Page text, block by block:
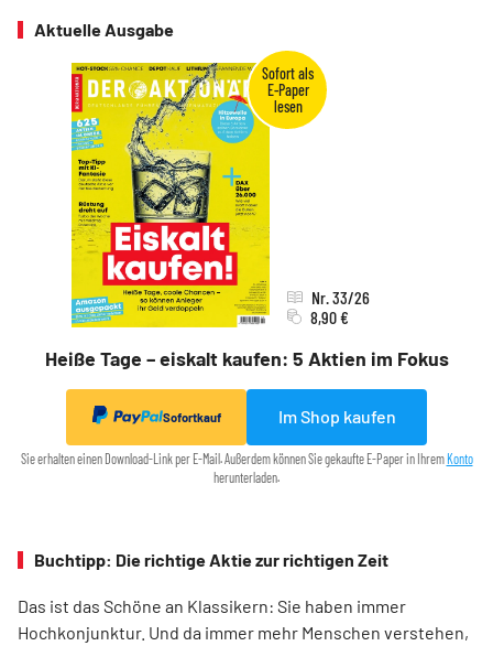
Aktuelle Ausgabe
Heiße Tage – eiskalt kaufen: 5 Aktien im Fokus
Nr. 33/26
8,90 €
Sofortkauf Im Shop kaufen
Sie erhalten einen Download-Link per E-Mail. Außerdem können Sie gekaufte E-Paper in IhremKonto
herunterladen.
Buchtipp: Die richtige Aktie zur richtigen Zeit
Das ist das Schöne an Klassikern: Sie haben immer
Hochkonjunktur. Und da immer mehr Menschen verstehen,